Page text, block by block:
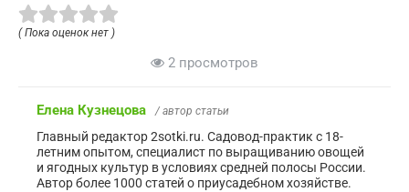
( Пока оценок нет )
2 просмотров
Елена Кузнецова / автор статьи
Главный редактор 2sotki.ru. Садовод-практик с 18-
летним опытом, специалист по выращиванию овощей
и ягодных культур в условиях средней полосы России.
Автор более 1000 статей о приусадебном хозяйстве.